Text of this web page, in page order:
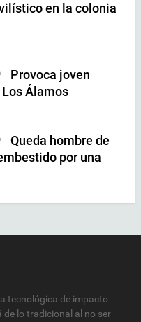
en la colonia
| Provoca joven
Álamos
Queda hombre de
por una
tecnológica de impacto
de lo tradicional al no ser